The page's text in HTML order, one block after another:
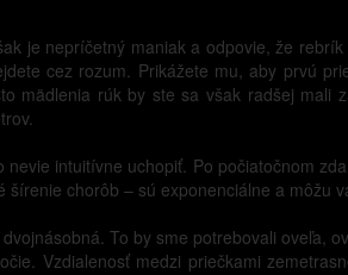
je nepríčetný maniak a odpovie, že
cez rozum. Prikážete mu, aby prvú
mädlenia rúk by ste sa však radšej mali
nevie intuitívne uchopiť. Po počiatočnom
chorôb – sú exponenciálne a môžu
To by sme potrebovali oveľa,
Vzdialenosť medzi priečkami